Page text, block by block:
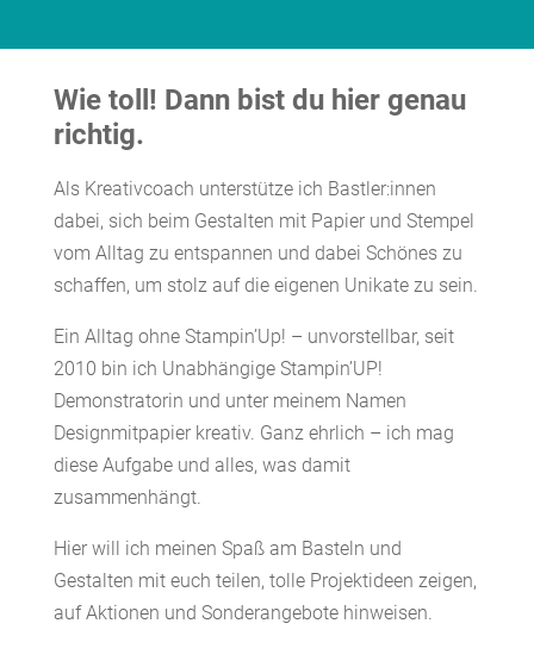
Wie toll! Dann bist du hier genau
richtig.
Als Kreativcoach unterstütze ich Bastler:innen
dabei, sich beim Gestalten mit Papier und Stempel
vom Alltag zu entspannen und dabei Schönes zu
schaffen, um stolz auf die eigenen Unikate zu sein.
Ein Alltag ohne Stampin’Up! – unvorstellbar, seit
2010 bin ich Unabhängige Stampin’UP!
Demonstratorin und unter meinem Namen
Designmitpapier kreativ. Ganz ehrlich – ich mag
diese Aufgabe und alles, was damit
zusammenhängt.
Hier will ich meinen Spaß am Basteln und
Gestalten mit euch teilen, tolle Projektideen zeigen,
auf Aktionen und Sonderangebote hinweisen.